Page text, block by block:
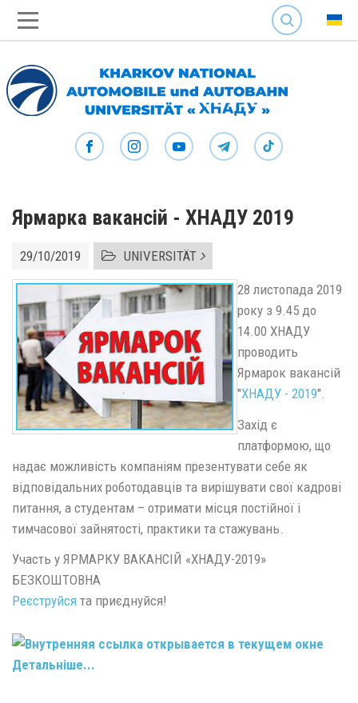
SEARCH
Ярмарка вакансій - ХНАДУ 2019
29/10/2019 UNIVERSITÄT
28 листопада 2019
року з 9.45 до
14.00 ХНАДУ
проводить
Ярмарок вакансій
"ХНАДУ - 2019".
Захід є
платформою, що
надає можливість компаніям презентувати себе як
відповідальних роботодавців та вирішувати свої кадрові
питання, а студентам – отримати місця постійної і
тимчасової зайнятості, практики та стажувань.
Участь у ЯРМАРКУ ВАКАНСІЙ «ХНАДУ-2019»
БЕЗКОШТОВНА
Реєструйся та приєднуйся!
Детальніше...